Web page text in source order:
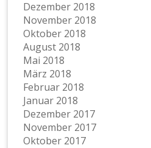
Dezember 2018
November 2018
Oktober 2018
August 2018
Mai 2018
März 2018
Februar 2018
Januar 2018
Dezember 2017
November 2017
Oktober 2017